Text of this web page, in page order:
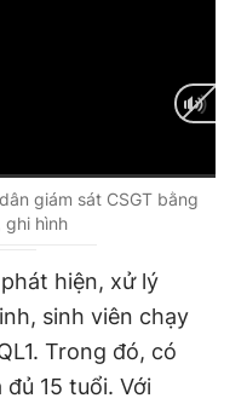
giám sát CSGT bằng
ghi hình
hiện, xử lý
sinh viên chạy
Trong đó, có
15 tuổi. Với